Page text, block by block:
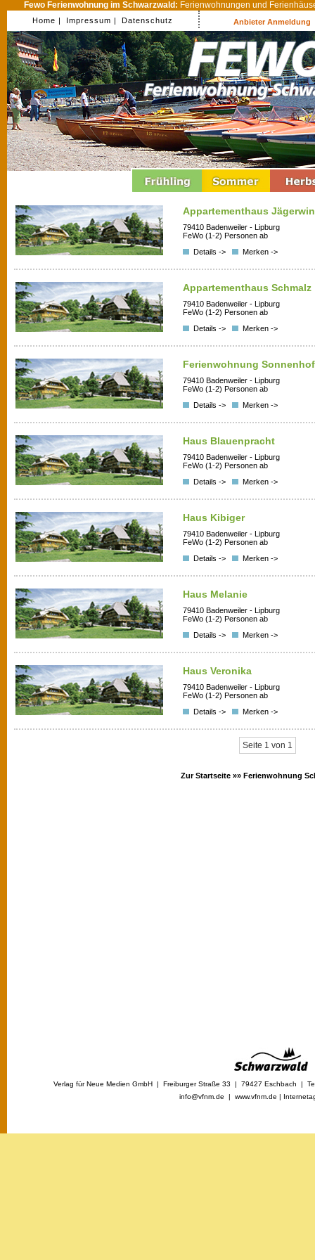
Fewo Ferienwohnung im Schwarzwald: Ferienwohnungen und
Home | Impressum | Datenschutz Anbieter Anmeldung
Appartementhaus
79410 Badenweiler - Lipburg
FeWo (1-2) Personen ab
Details ->
Merken ->
Appartementhaus Schmalz
79410 Badenweiler - Lipburg
FeWo (1-2) Personen ab
Details ->
Merken ->
Ferienwohnung
79410 Badenweiler - Lipburg
FeWo (1-2) Personen ab
Details ->
Merken ->
Haus Blauenpracht
79410 Badenweiler - Lipburg
FeWo (1-2) Personen ab
Details ->
Merken ->
Haus Kibiger
79410 Badenweiler - Lipburg
FeWo (1-2) Personen ab
Details ->
Merken ->
Haus Melanie
79410 Badenweiler - Lipburg
FeWo (1-2) Personen ab
Details ->
Merken ->
Haus Veronika
79410 Badenweiler - Lipburg
FeWo (1-2) Personen ab
Details ->
Merken ->
Seite 1 von 1
Zur Startseite »» Ferienwohnung
Verlag für Neue Medien GmbH | Freiburger Straße 33 | 79427 Eschbach |
info@vfnm.de | www.vfnm.de |